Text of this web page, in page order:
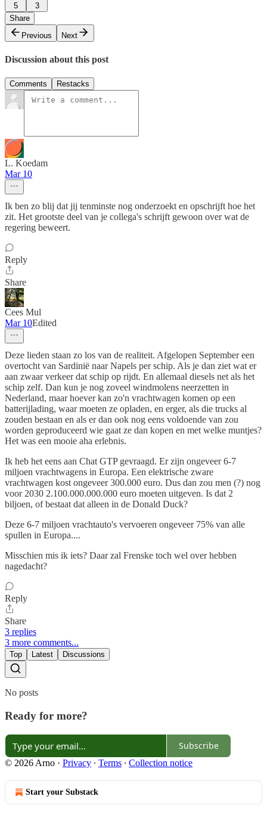
5
3
Share
Previous
Next
Discussion about this post
Comments Restacks
L. Koedam
Mar 10
Ik ben zo blij dat jij tenminste nog onderzoekt en opschrijft hoe het
zit. Het grootste deel van je collega's schrijft gewoon over wat de
regering beweert.
Reply
Share
Cees Mul
Mar 10Edited
Deze lieden staan zo los van de realiteit. Afgelopen September een
overtocht van Sardinië naar Napels per schip. Als je dan ziet wat er
aan zwaar verkeer dat schip op rijdt. En allemaal diesels net als het
schip zelf. Dan kun je nog zoveel windmolens neerzetten in
Nederland, maar hoever kan zo'n vrachtwagen komen op een
batterijlading, waar moeten ze opladen, en erger, als die trucks al
zouden bestaan en als er dan ook nog eens voldoende van zou
worden geproduceerd wie gaat ze dan kopen en met welke muntjes?
Het was een mooie aha erlebnis.
Ik heb het eens aan Chat GTP gevraagd. Er zijn ongeveer 6-7
miljoen vrachtwagens in Europa. Een elektrische zware
vrachtwagen kost ongeveer 300.000 euro. Dus dan zou men (?) nog
voor 2030 2.100.000.000.000 euro moeten uitgeven. Is dat 2
biljoen, of bestaat dat alleen in de Donald Duck?
Deze 6-7 miljoen vrachtauto's vervoeren ongeveer 75% van alle
spullen in Europa....
Misschien mis ik iets? Daar zal Frenske toch wel over hebben
nagedacht?
Reply
Share
3 replies
3 more comments...
Top Latest Discussions
No posts
Ready for more?
Subscribe
© 2026 Arno · Privacy ∙ Terms ∙ Collection notice
Start your Substack